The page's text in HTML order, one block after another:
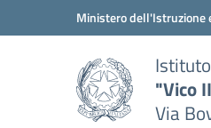
Vai ai contenuti
Vai al menu di navigazione
Ministero dell'Istruzione
"Vico
Via